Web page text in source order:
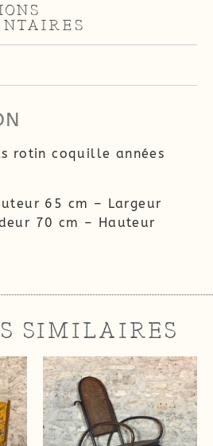
rotin coquille années
65 cm – Largeur
70 cm – Hauteur
SIMILAIRES